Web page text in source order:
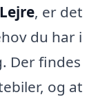
, er det
du har i
Der findes
og at